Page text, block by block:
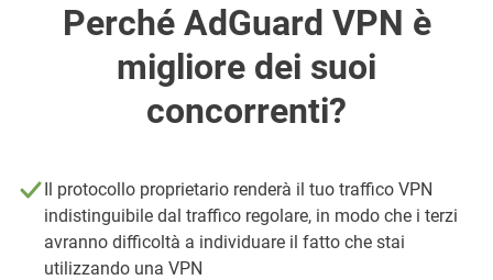
Perché AdGuard VPN è
migliore dei suoi
concorrenti?
Il protocollo proprietario renderà il tuo traffico VPN
indistinguibile dal traffico regolare, in modo che i terzi
avranno difficoltà a individuare il fatto che stai
utilizzando una VPN